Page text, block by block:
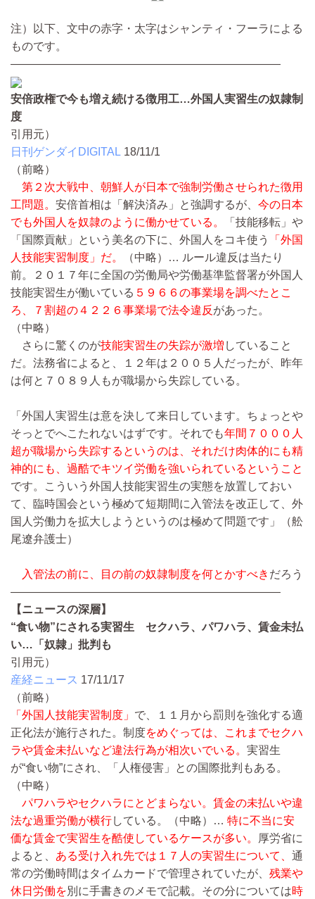
注）以下、文中の赤字・太字はシャンティ・フーラによる
ものです。
————————————————————————
安倍政権で今も増え続ける徴用工…外国人実習生の奴隷制
度
引用元）
日刊ゲンダイDIGITAL 18/11/1
（前略）
第２次大戦中、朝鮮人が日本で強制労働させられた徴用
工問題。 安倍首相は「解決済み」と強調するが、 今の日本
でも外国人を奴隷のように働かせている。
「技能移転」や
「国際貢献」という美名の下に、外国人をコキ使う
「外国
人技能実習制度」だ。
（中略）… ルール違反は当たり
前。２０１７年に全国の労働局や労働基準監督署が外国人
技能実習生が働いている ５９６６の事業場を調べたとこ
ろ、７割超の４２２６事業場で法令違反 があった。
（中略）
さらに驚くのが技能実習生の失踪が激増 していること
だ。法務省によると、１２年は２００５人だったが、昨年
は何と７０８９人もが職場から失踪している。
「外国人実習生は意を決して来日しています。ちょっとや
そっとでへこたれないはずです。それでも年間７０００人
超が職場から失踪するというのは、それだけ肉体的にも精
神的にも、過酷でキツイ労働を強いられているということ
です。こういう外国人技能実習生の実態を放置しておい
て、臨時国会という極めて短期間に入管法を改正して、外
国人労働力を拡大しようというのは極めて問題です」（舩
尾遼弁護士）
入管法の前に、目の前の奴隷制度を何とかすべき だろう
————————————————————————
【ニュースの深層】
“食い物”にされる実習生 セクハラ、パワハラ、賃金未払
い…「奴隷」批判も
引用元）
産経ニュース 17/11/17
（前略）
「外国人技能実習制度」 で、１１月から罰則を強化する適
正化法が施行された。制度をめぐっては、これまでセクハ
ラや賃金未払いなど違法行為が相次いでいる。 実習生
が“食い物”にされ、「人権侵害」との国際批判もある。
（中略）
パワハラやセクハラにとどまらない。賃金の未払いや違
法な過重労働が横行している。 （中略）… 特に不当に安
価な賃金で実習生を酷使しているケースが多い。
厚労省に
よると、 ある受け入れ先では１７人の実習生について、 通
常の労働時間はタイムカードで管理されていたが、 残業や
休日労働を別に手書きのメモで記載。その分については時